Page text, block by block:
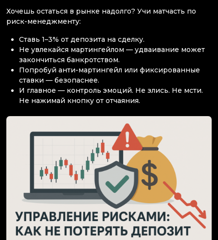
Хочешь остаться в рынке надолго? Учи матчасть по
риск-менеджменту:
Ставь 1–3% от депозита на сделку.
Не увлекайся мартингейлом — удваивание может
закончиться банкротством.
Попробуй анти-мартингейл или фиксированные
ставки — безопаснее.
И главное — контроль эмоций. Не злись. Не мсти.
Не нажимай кнопку от отчаяния.